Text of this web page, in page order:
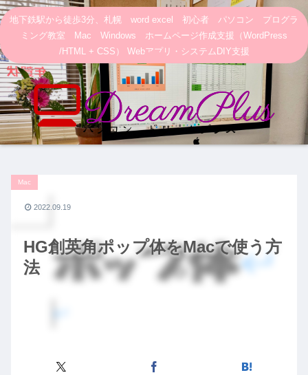
地下鉄駅から徒歩3分、札幌 word excel 初心者 パソコン プログラ
ミング教室 Mac Windows ホームページ作成支援（WordPress
/HTML + CSS） Webアプリ・システムDIY支援
HG創英角ポップ体をMacで使う方
法
Mac
2022.09.19